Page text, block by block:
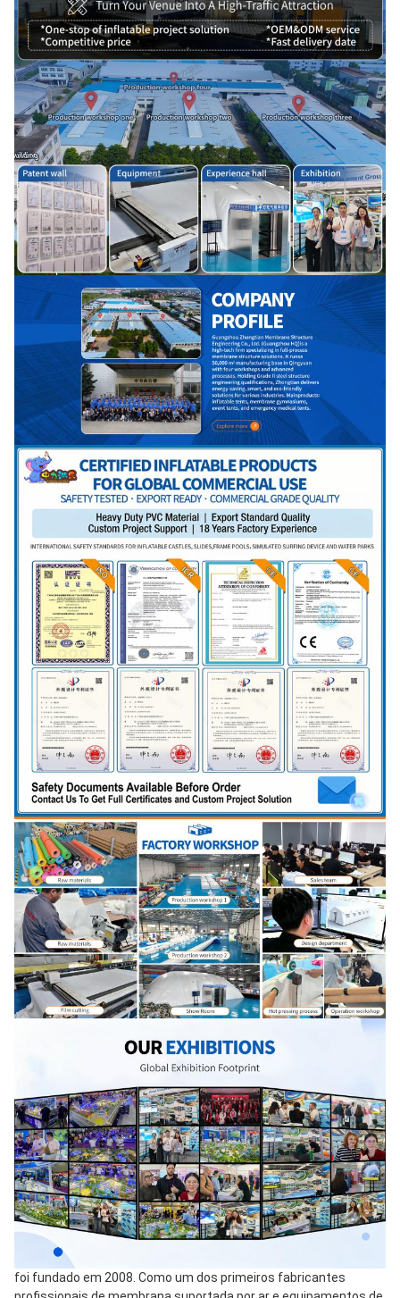
foi fundado em 2008. Como um dos primeiros fabricantes